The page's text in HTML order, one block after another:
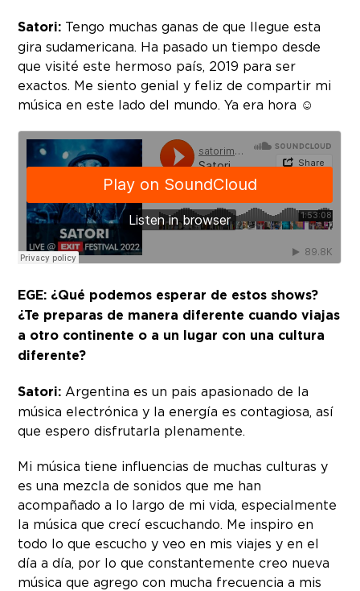
Satori: Tengo muchas ganas de que llegue esta
gira sudamericana. Ha pasado un tiempo desde
que visité este hermoso país, 2019 para ser
exactos. Me siento genial y feliz de compartir mi
música en este lado del mundo. Ya era hora ☺
EGE: ¿Qué podemos esperar de estos shows?
¿Te preparas de manera diferente cuando viajas
a otro continente o a un lugar con una cultura
diferente?
Satori: Argentina es un pais apasionado de la
música electrónica y la energía es contagiosa, así
que espero disfrutarla plenamente.
Mi música tiene influencias de muchas culturas y
es una mezcla de sonidos que me han
acompañado a lo largo de mi vida, especialmente
la música que crecí escuchando. Me inspiro en
todo lo que escucho y veo en mis viajes y en el
día a día, por lo que constantemente creo nueva
música que agrego con mucha frecuencia a mis